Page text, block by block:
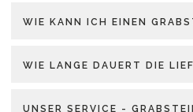
WIE KANN ICH EINEN
WIE LANGE DAUERT DIE
UNSER SERVICE -